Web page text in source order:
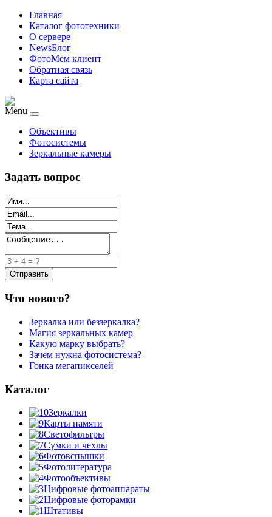
Главная
Каталог фототехники
О сервере
NewsБлог
ФотоМем клиент
Обратная связь
Карта сайта
Menu
Объективы
Фотосистемы
Зеркальные камеры
Задать вопрос
Что нового?
Зеркалка или беззеркалка?
Магия зеркальных камер
Какую марку выбрать?
Зачем нужна фотосистема?
Гонка мегапикселей
Каталог
Зеркалки
Карты памяти
Светофильтры
Сумки и чехлы
Фотовспышки
Фотолитература
Фотообъективы
Цифровые фотоаппараты
Цифровые фоторамки
Штативы